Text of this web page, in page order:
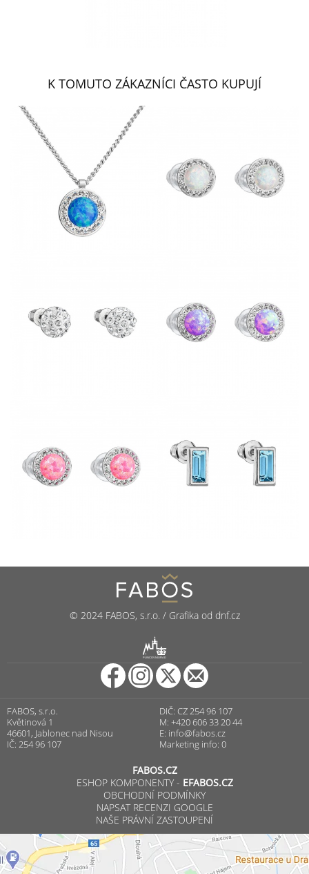
K TOMUTO ZÁKAZNÍCI ČASTO KUPUJÍ
© 2024 FABOS, s.r.o. / Grafika od dnf.cz
PUNCOVNÍ ÚŘAD
FABOS, s.r.o.
Květinová 1
46601, Jablonec nad Nisou
IČ: 254 96 107
DIČ: CZ 254 96 107
M: +420 606 33 20 44
E: info@fabos.cz
Marketing info: 0
FABOS.CZ
ESHOP KOMPONENTY - EFABOS.CZ
OBCHODNÍ PODMÍNKY
NAPSAT RECENZI GOOGLE
NAŠE PRÁVNÍ ZASTOUPENÍ